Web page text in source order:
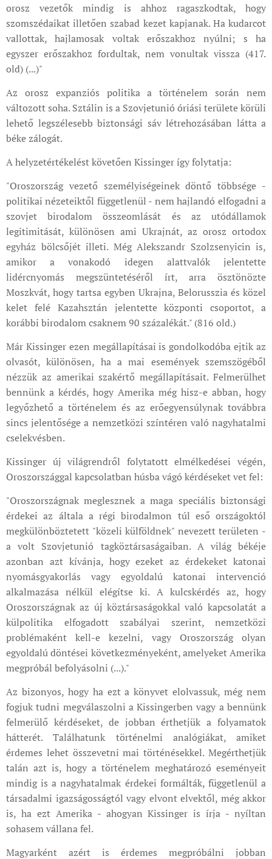
orosz vezetők mindig is ahhoz ragaszkodtak, hogy
szomszédaikat illetően szabad kezet kapjanak. Ha kudarcot
vallottak, hajlamosak voltak erőszakhoz nyúlni; s ha
egyszer erőszakhoz fordultak, nem vonultak vissza (417.
old) (...)"
Az orosz expanziós politika a történelem során nem
változott soha. Sztálin is a Szovjetunió óriási területe körüli
lehető legszélesebb biztonsági sáv létrehozásában látta a
béke zálogát.
A helyzetértékelést követően Kissinger így folytatja:
"Oroszország vezető személyiségeinek döntő többsége -
politikai nézeteiktől függetlenül - nem hajlandó elfogadni a
szovjet birodalom összeomlását és az utódállamok
legitimitását, különösen ami Ukrajnát, az orosz ortodox
egyház bölcsőjét illeti. Még Alekszandr Szolzsenyicin is,
amikor a vonakodó idegen alattvalók jelentette
lidércnyomás megszüntetéséről írt, arra ösztönözte
Moszkvát, hogy tartsa egyben Ukrajna, Belorusszia és közel
kelet felé Kazahsztán jelentette központi csoportot, a
korábbi birodalom csaknem 90 százalékát." (816 old.)
Már Kissinger ezen megállapításai is gondolkodóba ejtik az
olvasót, különösen, ha a mai események szemszögéből
nézzük az amerikai szakértő megállapításait. Felmerülhet
bennünk a kérdés, hogy Amerika még hisz-e abban, hogy
legyőzhető a történelem és az erőegyensúlynak továbbra
sincs jelentősége a nemzetközi színtéren való nagyhatalmi
cselekvésben.
Kissinger új világrendről folytatott elmélkedései végén,
Oroszországgal kapcsolatban húsba vágó kérdéseket vet fel:
"Oroszországnak meglesznek a maga speciális biztonsági
érdekei az általa a régi birodalmon túl eső országoktól
megkülönböztetett "közeli külföldnek" nevezett területen -
a volt Szovjetunió tagköztársaságaiban. A világ békéje
azonban azt kívánja, hogy ezeket az érdekeket katonai
nyomásgyakorlás vagy egyoldalú katonai intervenció
alkalmazása nélkül elégítse ki. A kulcskérdés az, hogy
Oroszországnak az új köztársaságokkal való kapcsolatát a
külpolitika elfogadott szabályai szerint, nemzetközi
problémaként kell-e kezelni, vagy Oroszország olyan
egyoldalú döntései következményeként, amelyeket Amerika
megpróbál befolyásolni (...)."
Az bizonyos, hogy ha ezt a könyvet elolvassuk, még nem
fogjuk tudni megválaszolni a Kissingerben vagy a bennünk
felmerülő kérdéseket, de jobban érthetjük a folyamatok
hátterét. Találhatunk történelmi analógiákat, amiket
érdemes lehet összevetni mai történésekkel. Megérthetjük
talán azt is, hogy a történelem meghatározó eseményeit
mindig is a nagyhatalmak érdekei formálták, függetlenül a
társadalmi igazságosságtól vagy elvont elvektől, még akkor
is, ha ezt Amerika - ahogyan Kissinger is írja - nyíltan
sohasem vállana fel.
Magyarként azért is érdemes megpróbálni jobban